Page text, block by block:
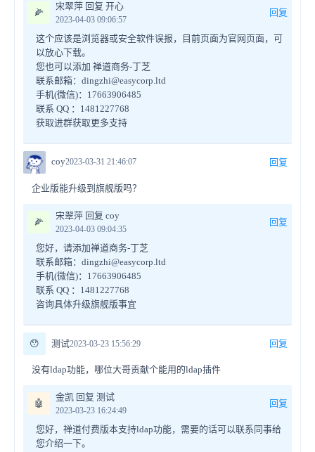
🌽
宋翠萍 回复 开心
2023-04-03 09:06:57
回复
这个应该是浏览器或安全软件误报，目前页面为官网页面，可
以放心下载。
您也可以添加 禅道商务-丁芝
联系邮箱：dingzhi@easycorp.ltd
手机(微信)：17663906485
联系 QQ ：1481227768
获取进群获取更多支持
coy2023-03-31 21:46:07 回复
企业版能升级到旗舰版吗？
🌽
宋翠萍 回复 coy
2023-04-03 09:04:35
回复
您好，请添加禅道商务-丁芝
联系邮箱：dingzhi@easycorp.ltd
手机(微信)：17663906485
联系 QQ ：1481227768
咨询具体升级旗舰版事宜
😯 测试2023-03-23 15:56:29 回复
没有ldap功能，哪位大哥贡献个能用的ldap插件
🤖
金凯 回复 测试
2023-03-23 16:24:49
回复
您好，禅道付费版本支持ldap功能，需要的话可以联系同事给
您介绍一下。